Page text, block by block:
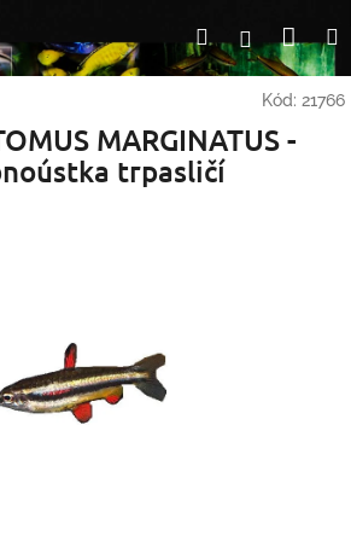
HledatPřihlášení
Kód: 21766
MARGINATUS -
trpasličí